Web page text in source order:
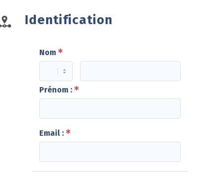
Identification
Nom
Prénom :
Email :